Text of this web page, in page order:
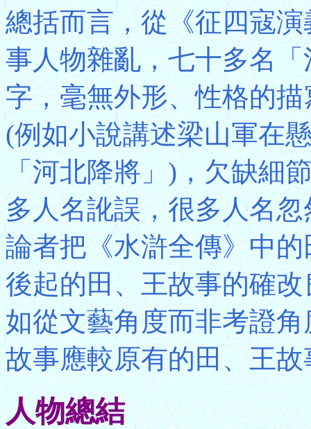
總括而言，從《征四寇
事人物雜亂，七十多名
字，毫無外形、性格的
(例如小說講述梁山軍在
「河北降將」)，欠缺細
多人名訛誤，很多人名
論者把《水滸全傳》中
後起的田、王故事的確
如從文藝角度而非考證
故事應較原有的田、王
人物總結